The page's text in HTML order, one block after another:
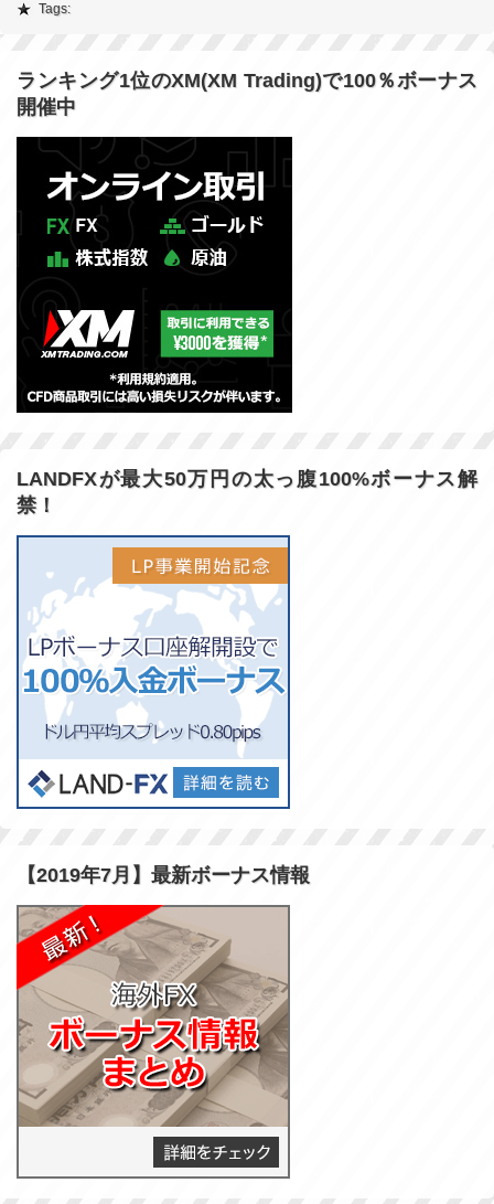
Tags:
ランキング1位のXM(XM Trading)で100％ボーナス
開催中
LANDFXが最大50万円の太っ腹100%ボーナス解
禁！
【2019年7月】最新ボーナス情報